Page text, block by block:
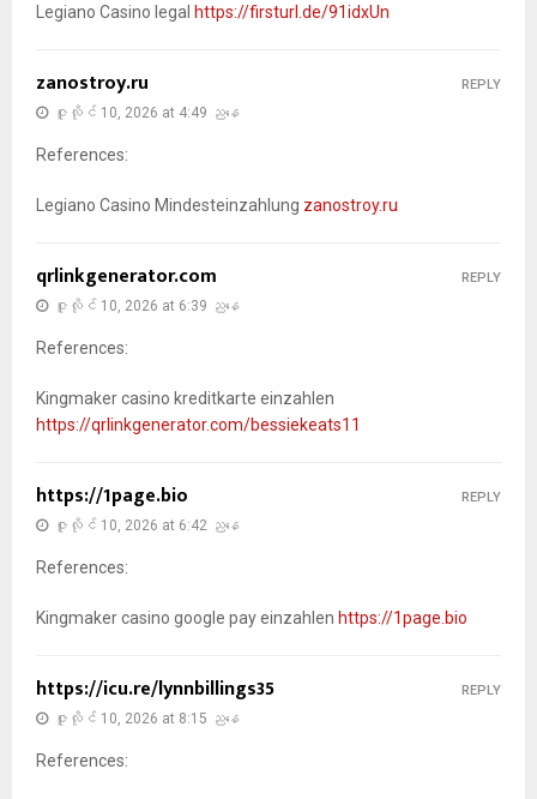
Legiano Casino legal https://firsturl.de/91idxUn
zanostroy.ru
ဇူလိုင် 10, 2026 at 4:49 ညနေ
References:
Legiano Casino Mindesteinzahlung zanostroy.ru
REPLY
qrlinkgenerator.com
ဇူလိုင် 10, 2026 at 6:39 ညနေ
References:
Kingmaker casino kreditkarte einzahlen
https://qrlinkgenerator.com/bessiekeats11
REPLY
https://1page.bio
ဇူလိုင် 10, 2026 at 6:42 ညနေ
References:
Kingmaker casino google pay einzahlen https://1page.bio
REPLY
https://icu.re/lynnbillings35
ဇူလိုင် 10, 2026 at 8:15 ညနေ
References:
REPLY